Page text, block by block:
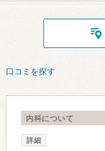
口コミを探す
内科について
詳細